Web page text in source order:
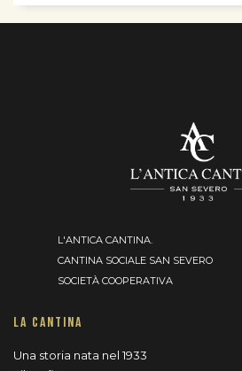
L'ANTICA CANTINA.
CANTINA SOCIALE SAN SEVERO
SOCIETÀ COOPERATIVA
LA CANTINA
Una storia nata nel 1933